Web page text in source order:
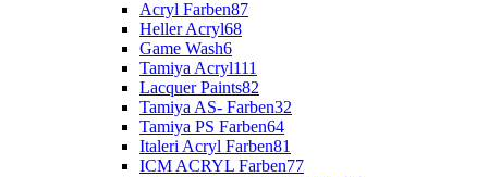
Acryl Farben87
Heller Acryl68
Game Wash6
Tamiya Acryl111
Lacquer Paints82
Tamiya AS- Farben32
Tamiya PS Farben64
Italeri Acryl Farben81
ICM ACRYL Farben77